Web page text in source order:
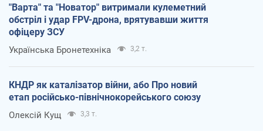
"Варта" та "Новатор" витримали кулеметний
обстріл і удар FPV-дрона, врятувавши життя
офіцеру ЗСУ
Українська Бронетехніка 3,2 т.
КНДР як каталізатор війни, або Про новий
етап російсько-північнокорейського союзу
Олексій Кущ 3,3 т.